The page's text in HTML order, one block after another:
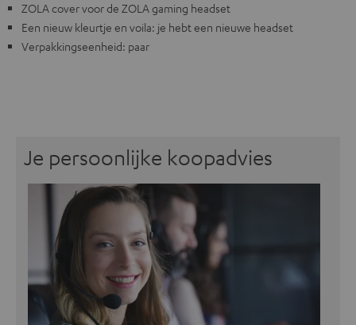
ZOLA cover voor de ZOLA gaming headset
Een nieuw kleurtje en voila: je hebt een nieuwe headset
Verpakkingseenheid: paar
Je persoonlijke koopadvies